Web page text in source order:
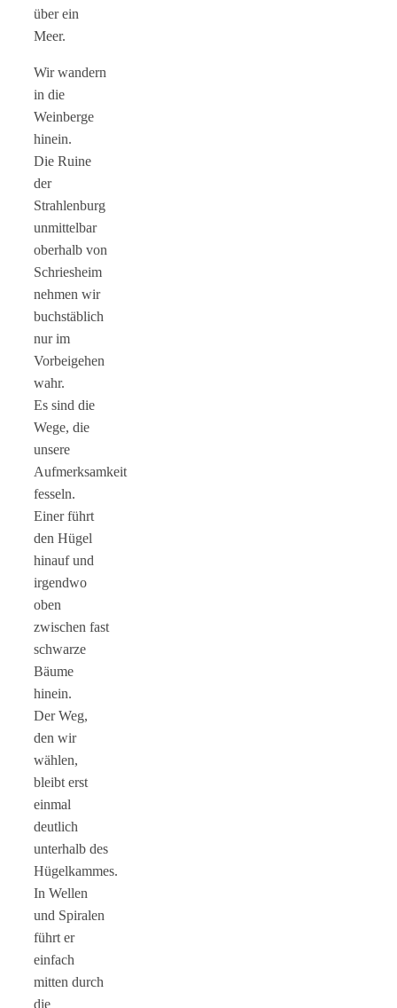
über ein
Meer.
Wir wandern
in die
Weinberge
hinein.
Die Ruine
der
Strahlenburg
unmittelbar
oberhalb von
Schriesheim
nehmen wir
buchstäblich
nur im
Vorbeigehen
wahr.
Es sind die
Wege, die
unsere
Aufmerksamkeit
fesseln.
Einer führt
den Hügel
hinauf und
irgendwo
oben
zwischen fast
schwarze
Bäume
hinein.
Der Weg,
den wir
wählen,
bleibt erst
einmal
deutlich
unterhalb des
Hügelkammes.
In Wellen
und Spiralen
führt er
einfach
mitten durch
die